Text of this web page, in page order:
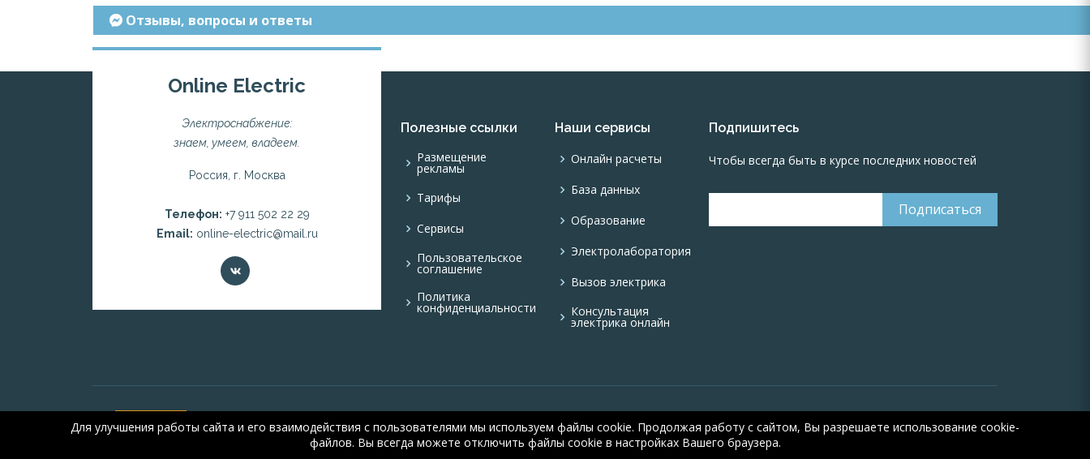
Отзывы, вопросы и ответы
Online Electric
Электроснабжение:
знаем, умеем, владеем.
Россия, г. Москва
Телефон: +7 911 502 22 29
Email: online-electric@mail.ru
Полезные ссылки
Размещение
рекламы
Тарифы
Сервисы
Пользовательское
соглашение
Политика
конфиденциальности
Наши сервисы
Онлайн расчеты
База данных
Образование
Электролаборатория
Вызов электрика
Консультация
электрика онлайн
Подпишитесь
Чтобы всегда быть в курсе последних новостей
electric.ru, 2008-2026
© А.Н. Алюнов, 2008-2026
Свидетельство №16066
Для улучшения работы сайта и его взаимодействия с пользователями мы используем файлы cookie. Продолжая работу с сайтом, Вы разрешаете использование cookie-
файлов. Вы всегда можете отключить файлы cookie в настройках Вашего браузера.